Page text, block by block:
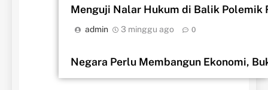
‎Menguji Nalar Hukum di Balik Polemik
admin 3 minggu ago 0
Negara Perlu Membangun Ekonomi,
admin 1 bulan ago 0